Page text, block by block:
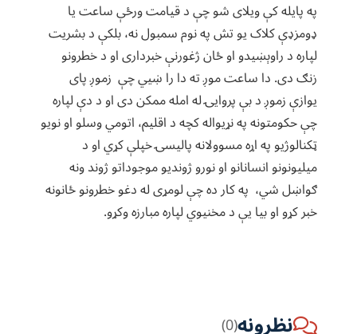
په پایله کې ویلای شو چې د قیامت ورځې ساعت یا
ډومزډې کلاک یو تش په نوم سمبول نه، بلکې د بشریت
لپاره د راوېښیدو او ځان ژغورنې خبرداری او د خطرونو
زنګ دی. دا ساعت موږ ته دا را ښيي چې زموږ پای
یوازې زموږ د بې پروایۍ له امله ممکن دی او د دې لپاره
چې حکومتونه په نړیواله کچه د اقلیم، اتومي وسلو او نویو
ټکنالوژيو په اړه مسوولانه پالیسۍ خپلې کړي او د
میلیونونو انسانانو او نورو ژوندیو موجوداتو ژوند ونه
ګواښل شي، په کار ده چې لومړی له دغو خطرونو ځانونه
خبر کړو او بیا یې د مخنيوي لپاره مبارزه وکړو.
نظرونه(0)